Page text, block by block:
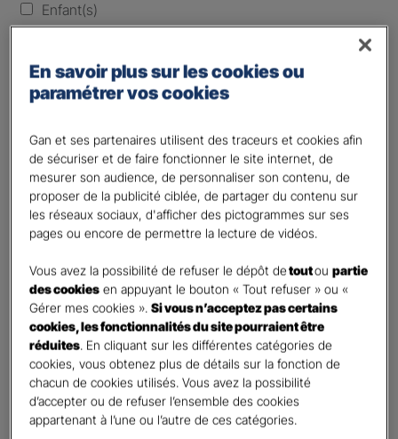
Enfant(s)
Laissez vide ou indiquez la date envisagez
Vos informations :
Etes-vous déjà client Gan assurances ?*
Oui
Non
Civilité
Madame
Monsieur
Contact*
First Last
Téléphone*
En savoir plus sur les cookies ou
paramétrer vos cookies
Gan et ses partenaires utilisent des traceurs et cookies afin
de sécuriser et de faire fonctionner le site internet, de
mesurer son audience, de personnaliser son contenu, de
proposer de la publicité ciblée, de partager du contenu sur
les réseaux sociaux, d'afficher des pictogrammes sur ses
pages ou encore de permettre la lecture de vidéos.
Vous avez la possibilité de refuser le dépôt detoutoupartie
des cookies en appuyant le bouton « Tout refuser » ou «
Gérer mes cookies ».Si vous n’acceptez pas certains
cookies, les fonctionnalités du site pourraient être
réduites. En cliquant sur les différentes catégories de
cookies, vous obtenez plus de détails sur la fonction de
chacun de cookies utilisés. Vous avez la possibilité
d’accepter ou de refuser l’ensemble des cookies
appartenant à l’une ou l’autre de ces catégories.